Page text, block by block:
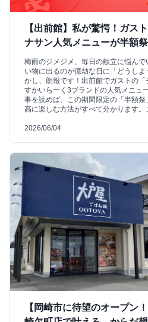
【出前館】私が驚愕！ガス
ナサン人気メニューが半額祭
梅雨のジメジメ、毎日の献立に悩ん
い物に出るのが億劫な日に「どうし
かし、朗報です！出前館でガストの「
すかいらーく3ブランドの人気メニュ
事を読めば、この期間限定の「半額
高に楽しむ方法がすべて分かります。
2026/06/04
【岡崎市に待望のオープン